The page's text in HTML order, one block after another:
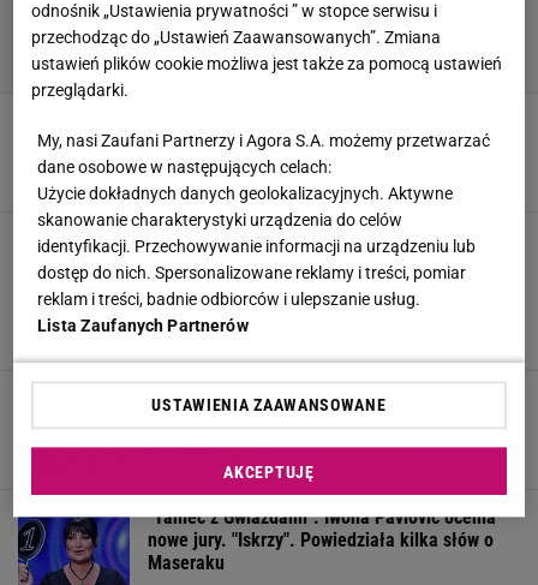
Gwiazdami". Kasprzyk dogadała Pavlović
Zuzanna Kwasek,4 MARCA 2024, 10:53
Iwona Pavlović zaskoczyła wszystkich w "Tańcu
z Gwiazdami". Zabrakło ikonicznej czerni, za to
były pióra
IW, Marta Korotko, W materiale zamieszczono linki
Iwona Pavlović ma 200-metrowy dom na
2 MARCA 2024, 08:45
"Taniec z Gwiazdami". Iwona Pavlović ocenia
nowe jury. "Iskrzy". Powiedziała kilka słów o
Maseraku
odnośnik „Ustawienia prywatności ” w stopce serwisu i
przechodząc do „Ustawień Zaawansowanych”. Zmiana
ustawień plików cookie możliwa jest także za pomocą ustawień
przeglądarki.
My, nasi Zaufani Partnerzy i Agora S.A. możemy przetwarzać
dane osobowe w następujących celach:
Użycie dokładnych danych geolokalizacyjnych. Aktywne
skanowanie charakterystyki urządzenia do celów
identyfikacji. Przechowywanie informacji na urządzeniu lub
dostęp do nich. Spersonalizowane reklamy i treści, pomiar
reklam i treści, badnie odbiorców i ulepszanie usług.
Lista Zaufanych Partnerów
USTAWIENIA ZAAWANSOWANE
AKCEPTUJĘ